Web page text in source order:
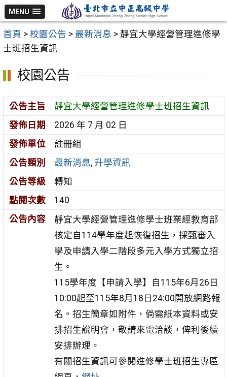
跳
至
主
要
MENU
首頁 > 校園公告 > 最新消息 > 靜宜大學經營管理進修學
士班招生資訊
校園公告
公告主旨
靜宜大學經營管理進修學士班招生資訊
發佈日期
2026 年 7 月 02 日
發佈單位
註冊組
公告類別
最新消息, 升學資訊
公告等級
轉知
點閱次數
140
公告內容
靜宜大學經營管理進修學士班業經教育部
核定自114學年度起恢復招生，採甄審入
學及申請入學二階段多元入學方式獨立招
生。
115學年度【申請入學】自115年6月26日
10:00起至115年8月18日24:00開放網路報
名。招生簡章如附件，倘需紙本資料或安
排招生說明會，敬請來電洽談，俾利後續
安排辦理。
有關招生資訊可參閱進修學士班招生專區